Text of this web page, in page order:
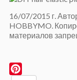
16/07/2015 г.
HOBBYMO.
материалов